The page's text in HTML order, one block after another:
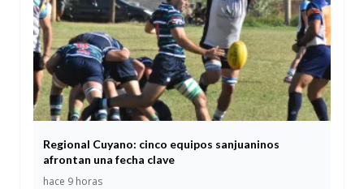
Regional Cuyano: cinco equipos sanjuaninos
afrontan una fecha clave
hace 9 horas